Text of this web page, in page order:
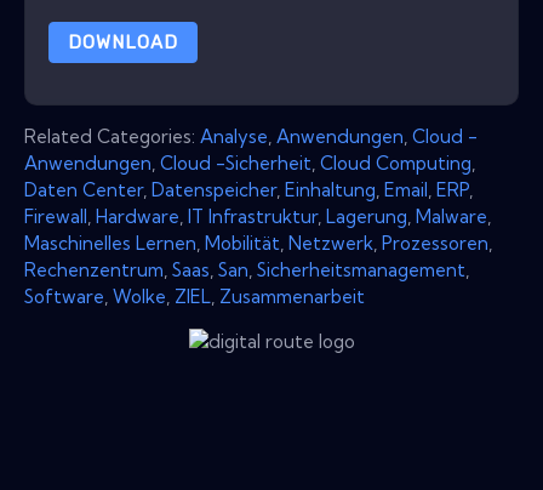
DOWNLOAD
Related Categories: Analyse Anwendungen Cloud -
Anwendungen Cloud -Sicherheit Cloud Computing
Daten Center, Datenspeicher, Einhaltung Email ERP
Firewall Hardware IT Infrastruktur, Lagerung Malware
Maschinelles Lernen Mobilität Netzwerk Prozessoren
Rechenzentrum Saas San Sicherheitsmanagement
Software Wolke ZIEL Zusammenarbeit